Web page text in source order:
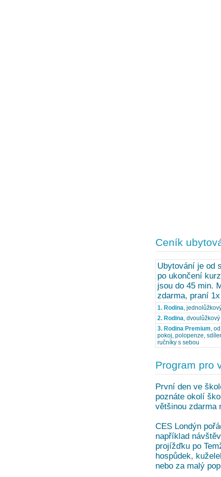
Ceník
Ubytování je od
po ukončení
jsou do 45 min.
zdarma, praní
1. Rodina,
2. Rodina,
3. Rodina Premium,
pokoj, polopenze,
ručníky s sebou
Program pro
První den ve
poznáte okolí
většinou zdarma
CES Londýn
například
projížďku po
hospůdek,
nebo za malý